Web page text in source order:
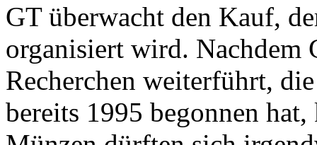
GT überwacht den Kauf,
organisiert wird. Nachdem
Recherchen weiterführt,
bereits 1995 begonnen